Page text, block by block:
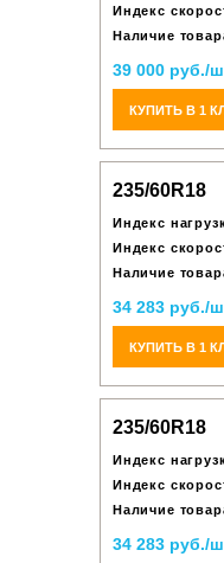
Индекс
Наличие
39 000 руб./
КУПИТЬ В 1
235/60R18
Индекс
Индекс
Наличие
34 283 руб./
КУПИТЬ В 1
235/60R18
Индекс
Индекс
Наличие
34 283 руб./